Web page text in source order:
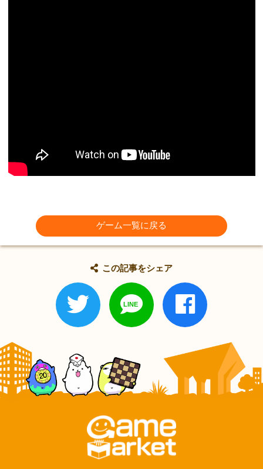
ゲーム一覧に戻る
この記事をシェア